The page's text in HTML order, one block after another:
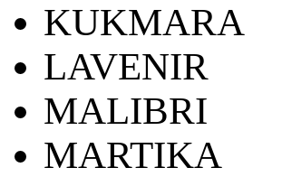
KUKMARA
LAVENIR
MALIBRI
MARTIKA